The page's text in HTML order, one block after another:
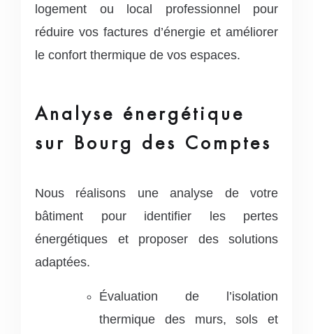
logement ou local professionnel pour
réduire vos factures d’énergie et améliorer
le confort thermique de vos espaces.
Analyse énergétique
sur Bourg des Comptes
Nous réalisons une analyse de votre
bâtiment pour identifier les pertes
énergétiques et proposer des solutions
adaptées.
Évaluation de l’isolation
thermique des murs, sols et